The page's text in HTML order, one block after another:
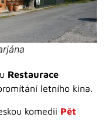
Restaurace
letního kina.
komedii Pět